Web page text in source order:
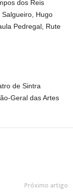
dos Reis
Hugo
Pedregal, Rute
de Sintra
Geral das Artes
Próximo artigo